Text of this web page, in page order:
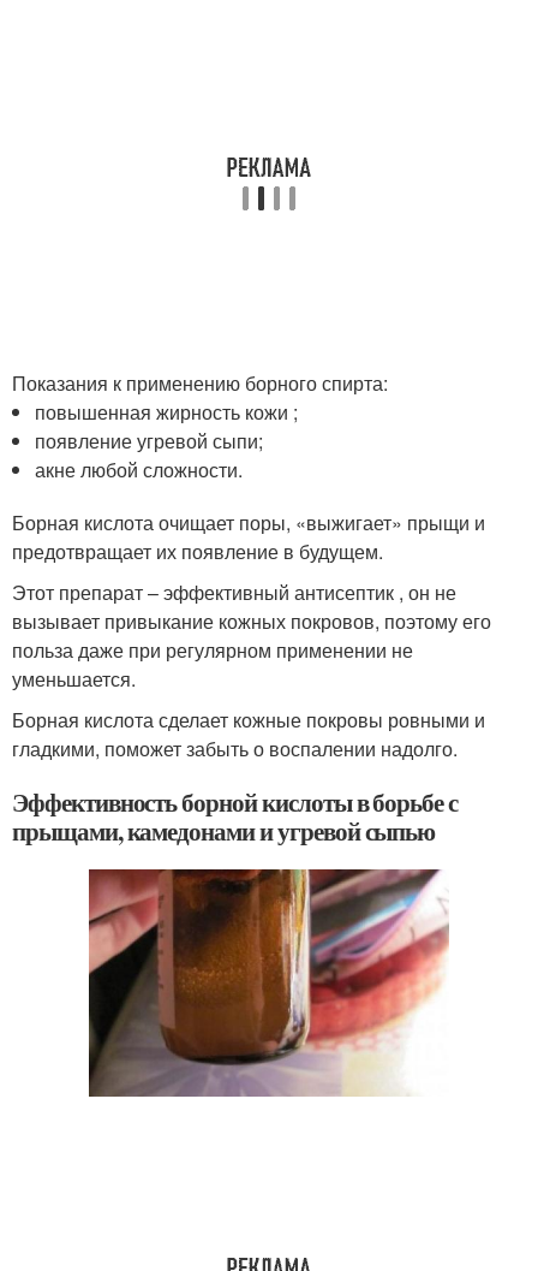
Показания к применению борного спирта:
повышенная жирность кожи ;
появление угревой сыпи;
акне любой сложности.
Борная кислота очищает поры, «выжигает» прыщи и
предотвращает их появление в будущем.
Этот препарат – эффективный антисептик , он не
вызывает привыкание кожных покровов, поэтому его
польза даже при регулярном применении не
уменьшается.
Борная кислота сделает кожные покровы ровными и
гладкими, поможет забыть о воспалении надолго.
Эффективность борной кислоты в борьбе с
прыщами, камедонами и угревой сыпью